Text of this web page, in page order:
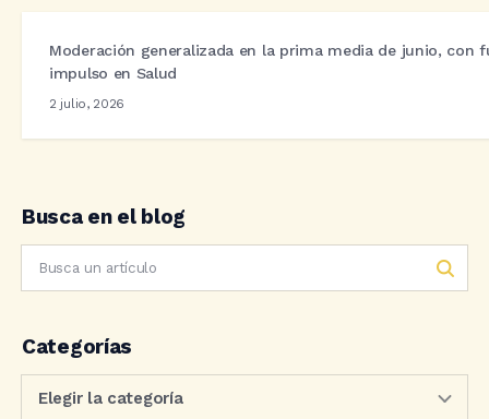
Moderación generalizada en la prima media de junio, con
impulso en Salud
2 julio, 2026
Busca en el blog
Categorías